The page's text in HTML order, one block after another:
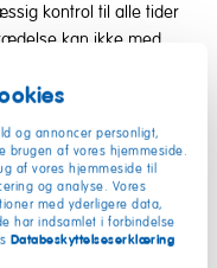
og annoncer personligt,
brugen af vores hjemmeside.
af vores hjemmeside til
og analyse. Vores
med yderligere data,
har indsamlet i forbindelse
Databeskyttelseserklæring
kontrol til alle tider
kan ikke med
indhold, der virker
lovovertrædelser i
fjerne sådanne links.
er integreret på